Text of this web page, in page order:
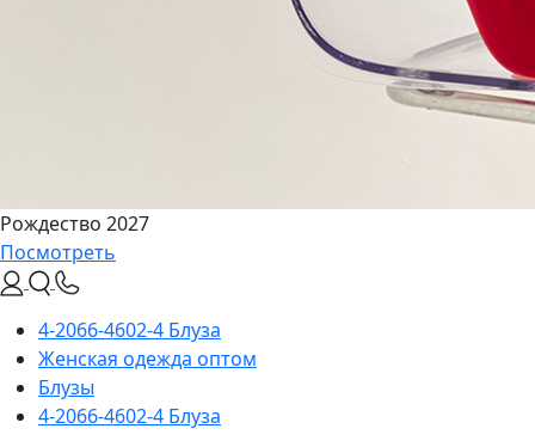
Рождество 2027
Посмотреть
4-2066-4602-4 Блуза
Женская одежда оптом
Блузы
4-2066-4602-4 Блуза